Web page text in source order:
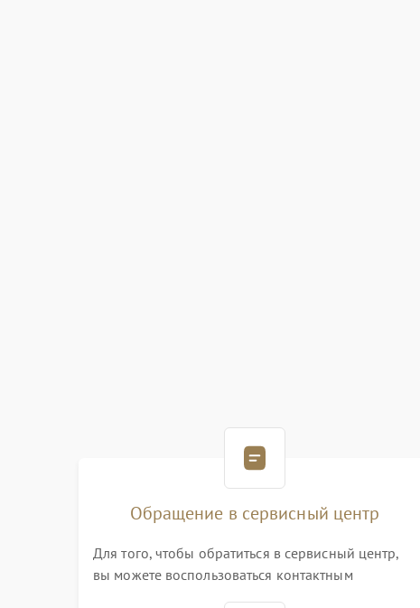
Обращение в сервисный центр
Для того, чтобы обратиться в сервисный центр,
вы можете воспользоваться контактным